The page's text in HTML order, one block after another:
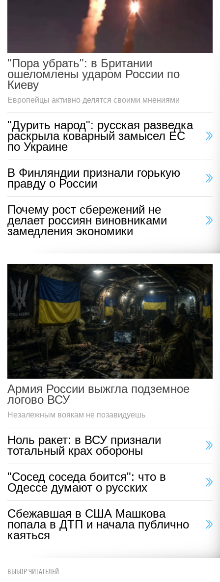
"Пора убрать": в Британии
ошеломлены ударом России по
Киеву
Европейцы активно делятся своими мнениями
"Дурить народ": русская разведка
раскрыла коварный замысел ЕС
по Украине
В Финляндии признали горькую
правду о России
Почему рост сбережений не
делает россиян виновниками
замедления экономики
Армия России выжгла подземное
логово ВСУ
Незалежным воякам не позавидуешь
Ноль ракет: в ВСУ признали
тотальный крах обороны
"Сосед соседа боится": что в
Одессе думают о русских
Сбежавшая в США Машкова
попала в ДТП и начала публично
каяться
ВЫБОР ЧИТАТЕЛЕЙ